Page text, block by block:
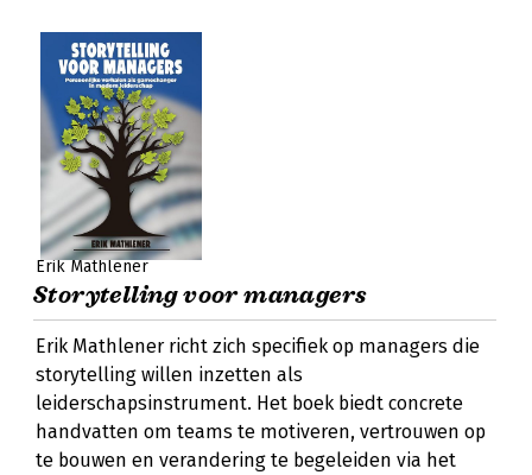
Erik Mathlener
Storytelling voor managers
Erik Mathlener richt zich specifiek op managers die
storytelling willen inzetten als
leiderschapsinstrument. Het boek biedt concrete
handvatten om teams te motiveren, vertrouwen op
te bouwen en verandering te begeleiden via het